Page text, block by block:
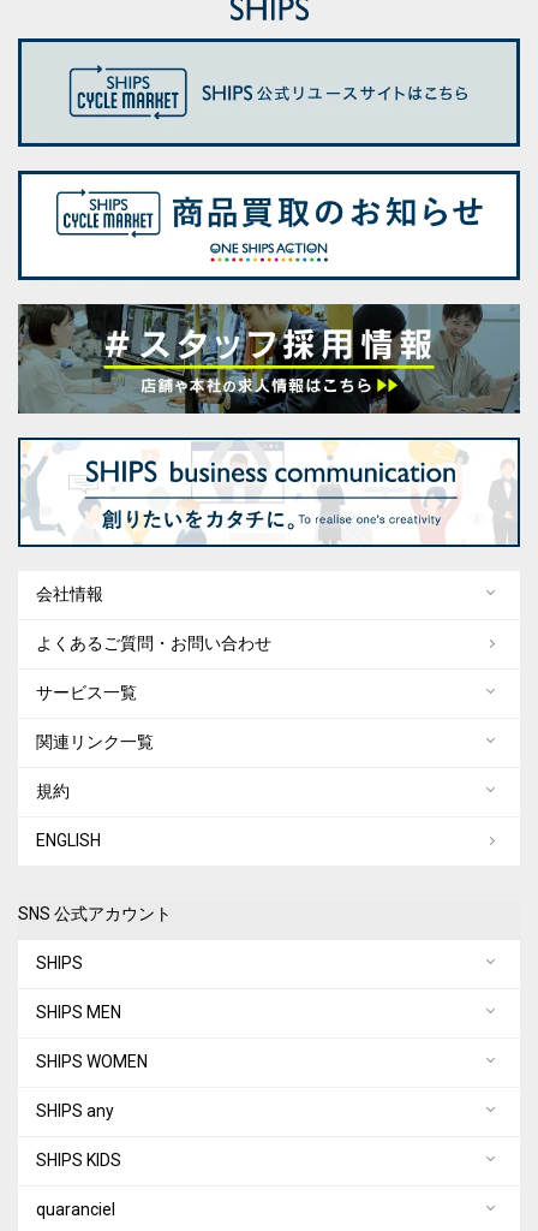
会社情報
よくあるご質問・お問い合わせ
サービス一覧
関連リンク一覧
規約
ENGLISH
SNS 公式アカウント
SHIPS
SHIPS MEN
SHIPS WOMEN
SHIPS any
SHIPS KIDS
quaranciel